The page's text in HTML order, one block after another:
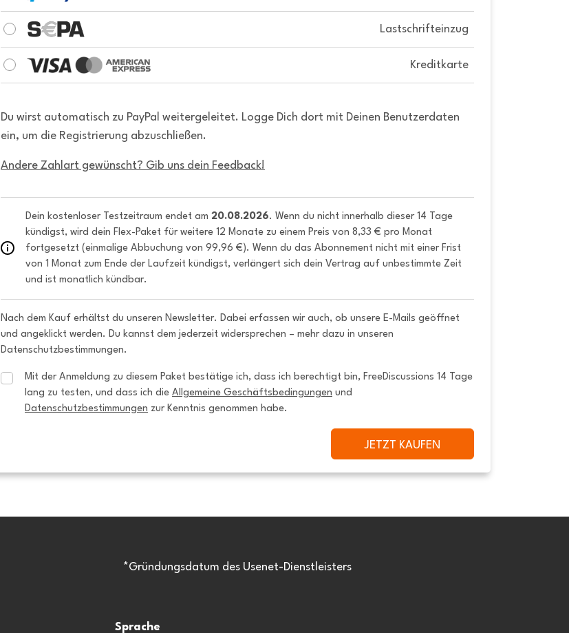
Lastschrifteinzug
Kreditkarte
Du wirst automatisch zu PayPal weitergeleitet. Logge Dich dort mit Deinen Benutzerdaten
ein, um die Registrierung abzuschließen.
Andere Zahlart gewünscht? Gib uns dein Feedback!
Dein kostenloser Testzeitraum endet am 20.08.2026. Wenn du nicht innerhalb dieser 14 Tage
kündigst, wird dein Flex-Paket für weitere 12 Monate zu einem Preis von 8,33 € pro Monat
fortgesetzt (einmalige Abbuchung von 99,96 €). Wenn du das Abonnement nicht mit einer Frist
von 1 Monat zum Ende der Laufzeit kündigst, verlängert sich dein Vertrag auf unbestimmte Zeit
und ist monatlich kündbar.
Nach dem Kauf erhältst du unseren Newsletter. Dabei erfassen wir auch, ob unsere E-Mails geöffnet
und angeklickt werden. Du kannst dem jederzeit widersprechen – mehr dazu in unseren
Datenschutzbestimmungen.
Mit der Anmeldung zu diesem Paket bestätige ich, dass ich berechtigt bin, FreeDiscussions 14 Tage
lang zu testen, und dass ich die Allgemeine Geschäftsbedingungen
Datenschutzbestimmungen zur Kenntnis genommen habe.
JETZT KAUFEN
*Gründungsdatum des Usenet-Dienstleisters
Sprache